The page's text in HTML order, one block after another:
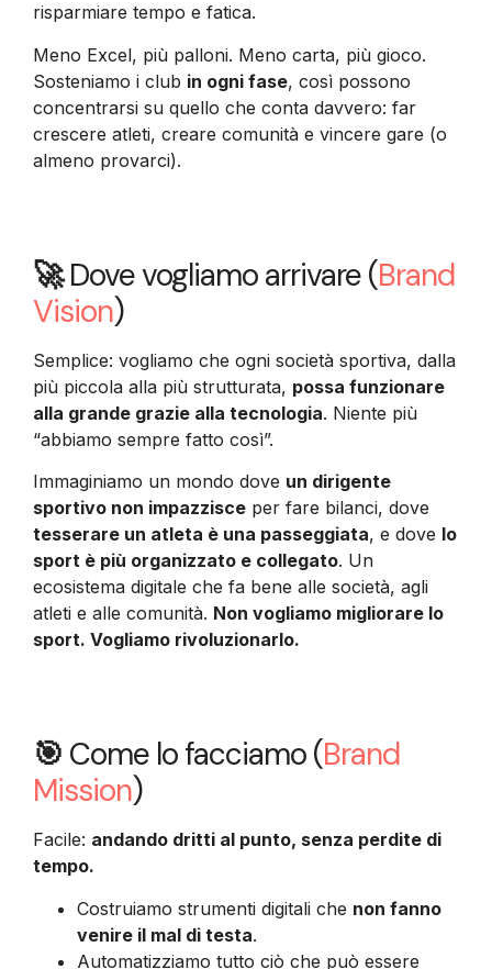
risparmiare tempo e fatica.
Meno Excel, più palloni. Meno carta, più gioco.
Sosteniamo i club in ogni fase, così possono
concentrarsi su quello che conta davvero: far
crescere atleti, creare comunità e vincere gare (o
almeno provarci).
🚀Dove vogliamo arrivare (Brand
Vision)
Semplice: vogliamo che ogni società sportiva, dalla
più piccola alla più strutturata, possa funzionare
alla grande grazie alla tecnologia. Niente più
“abbiamo sempre fatto così”.
Immaginiamo un mondo dove un dirigente
sportivo non impazzisce per fare bilanci, dove
tesserare un atleta è una passeggiata, e dove lo
sport è più organizzato e collegato. Un
ecosistema digitale che fa bene alle società, agli
atleti e alle comunità. Non vogliamo migliorare lo
sport. Vogliamo rivoluzionarlo.
🎯 Come lo facciamo (Brand
Mission)
Facile: andando dritti al punto, senza perdite di
tempo.
Costruiamo strumenti digitali che non fanno
venire il mal di testa.
Automatizziamo tutto ciò che può essere